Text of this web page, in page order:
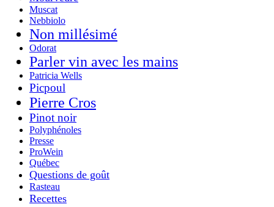
Muscat
Nebbiolo
Non millésimé
Odorat
Parler vin avec les mains
Patricia Wells
Picpoul
Pierre Cros
Pinot noir
Polyphénoles
Presse
ProWein
Québec
Questions de goût
Rasteau
Recettes